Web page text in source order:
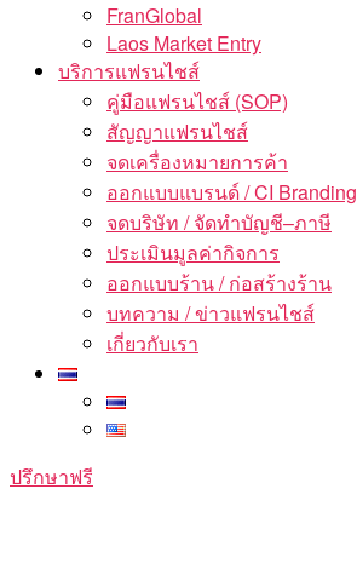
FranGlobal
Laos Market Entry
บริการแฟรนไชส์
คู่มือแฟรนไชส์ (SOP)
สัญญาแฟรนไชส์
จดเครื่องหมายการค้า
ออกแบบแบรนด์ / CI Branding
จดบริษัท / จัดทำบัญชี–ภาษี
ประเมินมูลค่ากิจการ
ออกแบบร้าน / ก่อสร้างร้าน
บทความ / ข่าวแฟรนไชส์
เกี่ยวกับเรา
ปรึกษาฟรี